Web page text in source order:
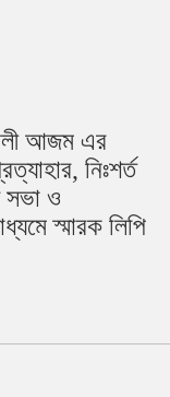
আজম এর
নিঃশর্ত
সভা ও
স্মারক লিপি